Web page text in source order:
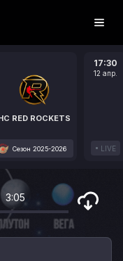
RED ROCKETS
Сезон 2025-2026
17:30
12 апр.
LIVE
3:05